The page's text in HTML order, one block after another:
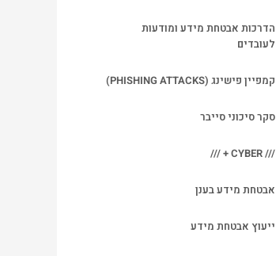
הדרכות אבטחת מידע ומודעות
לעובדים
קמפיין פישינג (PHISHING ATTACKS)
סקר סיכוני סייבר
/// CYBER + ///
אבטחת מידע בענן
ייעוץ אבטחת מידע